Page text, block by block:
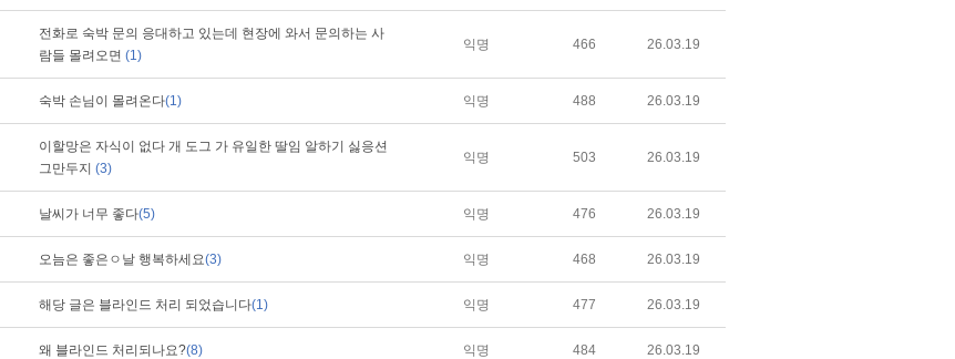
전화로 숙박 문의 응대하고 있는데 현장에 와서 문의하는 사
람들 몰려오면 (1)
익명 466 26.03.19
숙박 손님이 몰려온다(1) 익명 488 26.03.19
이할망은 자식이 없다 개 도그 가 유일한 딸임 알하기 싫응션
그만두지 (3)
익명 503 26.03.19
날씨가 너무 좋다(5) 익명 476 26.03.19
오늠은 좋은ㅇ날 행복하세요(3) 익명 468 26.03.19
해당 글은 블라인드 처리 되었습니다(1) 익명 477 26.03.19
왜 블라인드 처리되나요?(8) 익명 484 26.03.19